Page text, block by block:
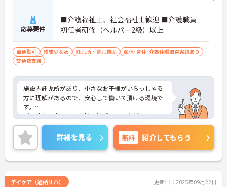
応募要件
■介護福祉士、社会福祉士歓迎 ■介護職員
初任者研修（ヘルパー2級）以上
車通勤可 残業少なめ 託児所・育児補助
産休･育休･介護休暇取得実績あり
交通費支給
施設内託児所があり、小さなお子様がいらっしゃる
方に理解があるので、安心して働いて頂ける環境で
す。
ご興味ある方には、面接対策ポイントなど、さらに
詳細をお話しいたしますのでお気軽にご相談くださ
い！
詳細を見る 無料 紹介してもらう
デイケア（通所リハ） 更新日：2025年09月22日